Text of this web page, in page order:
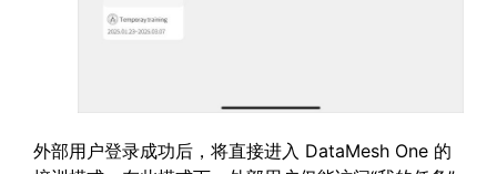
外部用户登录成功后，将直接进入 DataMesh One 的